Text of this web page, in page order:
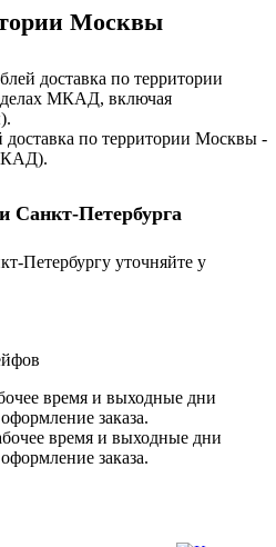
Москвы
доставка по территории
МКАД, включая
доставка по территории Москвы -
Санкт-Петербурга
Петербургу уточняйте у
время и выходные дни
заказа.
время и выходные дни
заказа.